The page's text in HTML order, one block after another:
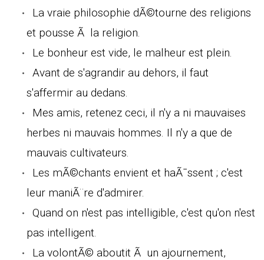
La vraie philosophie dÃ©tourne des religions
et pousse Ã la religion.
Le bonheur est vide, le malheur est plein.
Avant de s'agrandir au dehors, il faut
s'affermir au dedans.
Mes amis, retenez ceci, il n'y a ni mauvaises
herbes ni mauvais hommes. Il n'y a que de
mauvais cultivateurs.
Les mÃ©chants envient et haÃ¯ssent ; c'est
leur maniÃ¨re d'admirer.
Quand on n'est pas intelligible, c'est qu'on n'est
pas intelligent.
La volontÃ© aboutit Ã un ajournement,